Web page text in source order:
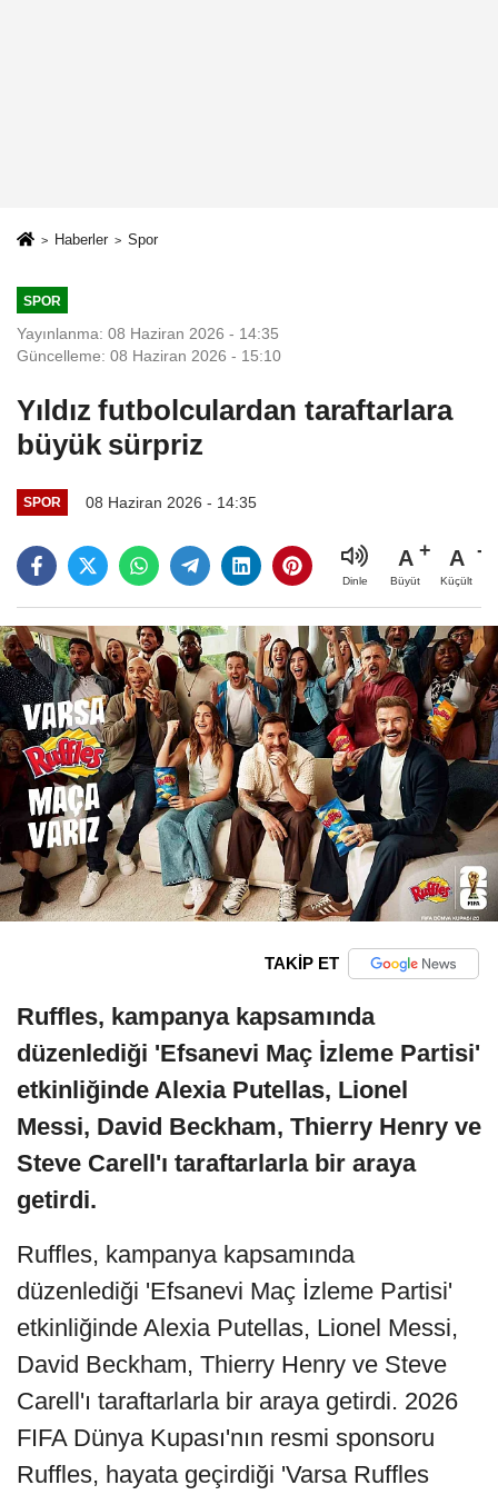
Haberler Spor
SPOR
Yayınlanma: 08 Haziran 2026 - 14:35
Güncelleme: 08 Haziran 2026 - 15:10
Yıldız futbolculardan taraftarlara
büyük sürpriz
SPOR 08 Haziran 2026 - 14:35
Dinle
A
Büyüt
A
Küçült
TAKİP ET
Ruffles, kampanya kapsamında
düzenlediği 'Efsanevi Maç İzleme Partisi'
etkinliğinde Alexia Putellas, Lionel
Messi, David Beckham, Thierry Henry ve
Steve Carell'ı taraftarlarla bir araya
getirdi.
Ruffles, kampanya kapsamında
düzenlediği 'Efsanevi Maç İzleme Partisi'
etkinliğinde Alexia Putellas, Lionel Messi,
David Beckham, Thierry Henry ve Steve
Carell'ı taraftarlarla bir araya getirdi. 2026
FIFA Dünya Kupası'nın resmi sponsoru
Ruffles, hayata geçirdiği 'Varsa Ruffles